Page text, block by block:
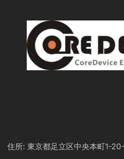
住所: 東京都足立区中央本町1-